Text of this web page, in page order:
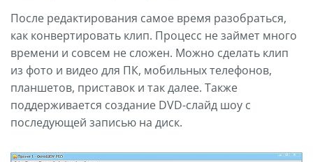
После редактирования самое время разобраться,
как конвертировать клип. Процесс не займет много
времени и совсем не сложен. Можно сделать клип
из фото и видео для ПК, мобильных телефонов,
планшетов, приставок и так далее. Также
поддерживается создание DVD-слайд шоу с
последующей записью на диск.